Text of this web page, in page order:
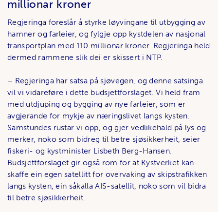
millionar kroner
Regjeringa foreslår å styrke løyvingane til utbygging av
hamner og farleier, og fylgje opp kystdelen av nasjonal
transportplan med 110 millionar kroner. Regjeringa held
dermed rammene slik dei er skissert i NTP.
– Regjeringa har satsa på sjøvegen, og denne satsinga
vil vi vidareføre i dette budsjettforslaget. Vi held fram
med utdjuping og bygging av nye farleier, som er
avgjerande for mykje av næringslivet langs kysten.
Samstundes rustar vi opp, og gjer vedlikehald på lys og
merker, noko som bidreg til betre sjøsikkerheit, seier
fiskeri- og kystminister Lisbeth Berg-Hansen.
Budsjettforslaget gir også rom for at Kystverket kan
skaffe ein egen satellitt for overvaking av skipstrafikken
langs kysten, ein såkalla AIS-satellit, noko som vil bidra
til betre sjøsikkerheit.